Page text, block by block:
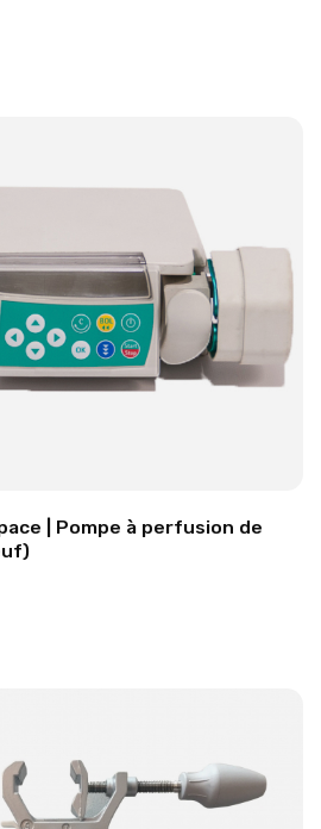
| Pompe à perfusion de